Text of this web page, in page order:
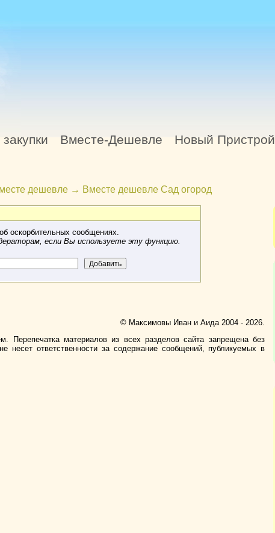
Вместе-Дешевле Новый Пристрой
дешевле → Вместе дешевле Сад огород
оскорбительных сообщениях.
если Вы используете эту функцию.
© Максимовы Иван и Аида 2004 - 2026.
Перепечатка материалов из всех разделов сайта запрещена без
ответственности за содержание сообщений, публикуемых в